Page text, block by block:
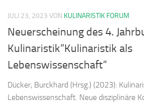
JULI 23, 2023 VON KULINARISTIK FORUM
Neuerscheinung des 4.
Kulinaristik“Kulinaristik als
Lebenswissenschaft“
Dücker, Burckhard (Hrsg.) (2023):
Lebenswissenschaft. Neue disziplinäre